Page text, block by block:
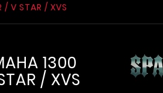
V STAR / XVS
1300
/ XVS